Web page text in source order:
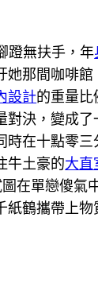
蹬無扶手，年
那間咖啡
設計的重量比
對決，變成
時在十點零
牛土豪的大直
圖在單戀傻氣
紙鶴攜帶上物